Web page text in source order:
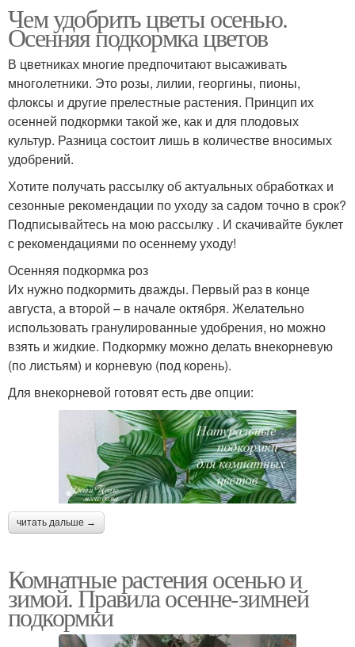
Чем удобрить цветы осенью.
Осенняя подкормка цветов
В цветниках многие предпочитают высаживать
многолетники. Это розы, лилии, георгины, пионы,
флоксы и другие прелестные растения. Принцип их
осенней подкормки такой же, как и для плодовых
культур. Разница состоит лишь в количестве вносимых
удобрений.
Хотите получать рассылку об актуальных обработках и
сезонные рекомендации по уходу за садом точно в срок?
Подписывайтесь на мою рассылку . И скачивайте буклет
с рекомендациями по осеннему уходу!
Осенняя подкормка роз
Их нужно подкормить дважды. Первый раз в конце
августа, а второй – в начале октября. Желательно
использовать гранулированные удобрения, но можно
взять и жидкие. Подкормку можно делать внекорневую
(по листьям) и корневую (под корень).
Для внекорневой готовят есть две опции:
читать дальше →
Комнатные растения осенью и
зимой. Правила осенне-зимней
подкормки